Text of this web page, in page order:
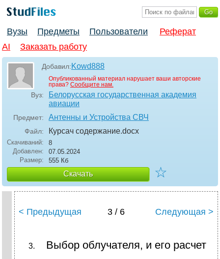
Вузы Предметы Пользователи
Реферат
AI
Заказать работу
Добавил:Kowd888
Опубликованный материал нарушает ваши авторские
права? Сообщите нам.
Вуз:
Белорусская государственная академия
авиации
Предмет: Антенны и Устройства СВЧ
Файл: Курсач содержание.docx
Скачиваний:
8
Добавлен:
07.05.2024
Размер:
555 Кб
Скачать ☆
< Предыдущая 3 / 6 Следующая >
Выбор облучателя, и его расчет